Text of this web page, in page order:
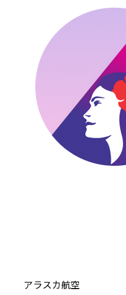
アラスカ航空